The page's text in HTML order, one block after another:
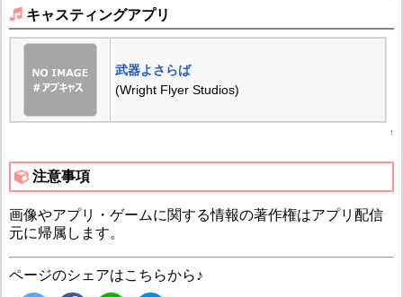
キャスティングアプリ
武器よさらば
(Wright Flyer Studios)
↑
注意事項
画像やアプリ・ゲームに関する情報の著作権はアプリ配信
元に帰属します。
ページのシェアはこちらから♪